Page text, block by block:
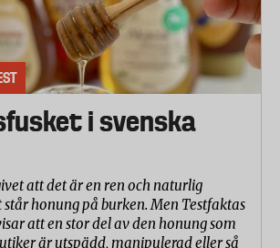
i svenska
att det är en ren och naturlig
honung på burken. Men Testfaktas
att en stor del av den honung som
är utspädd, manipulerad eller så